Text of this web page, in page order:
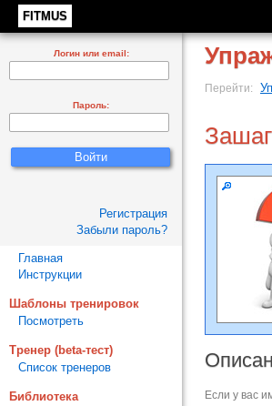
FITMUS
Перейти:
Если у вас
Логин или email:
Пароль:
Регистрация
Забыли пароль?
Главная
Инструкции
Шаблоны тренировок
Посмотреть
Тренер (beta-тест)
Список тренеров
Библиотека